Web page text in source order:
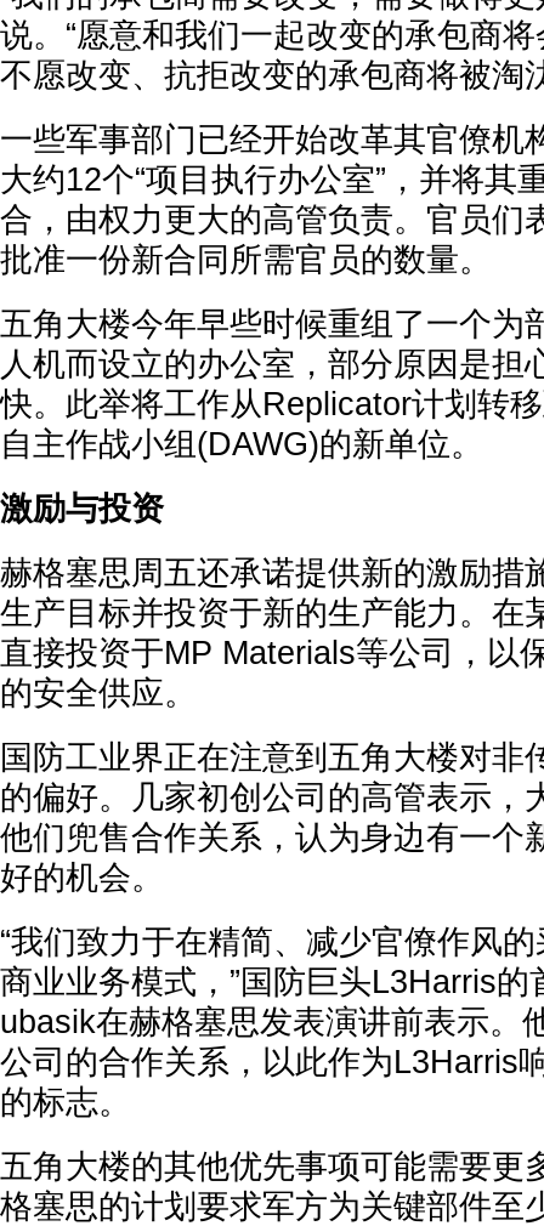
说。“愿意和我们一起改变的承包商
不愿改变、抗拒改变的承包商将被淘
一些军事部门已经开始改革其官僚机
大约12个“项目执行办公室”，并将其
合，由权力更大的高管负责。官员们
批准一份新合同所需官员的数量。
五角大楼今年早些时候重组了一个为
人机而设立的办公室，部分原因是担
快。此举将工作从Replicator计划转
自主作战小组(DAWG)的新单位。
激励与投资
赫格塞思周五还承诺提供新的激励措
生产目标并投资于新的生产能力。在
直接投资于MP Materials等公司，以
的安全供应。
国防工业界正在注意到五角大楼对非
的偏好。几家初创公司的高管表示，
他们兜售合作关系，认为身边有一个
好的机会。
“我们致力于在精简、减少官僚作风
商业业务模式，”国防巨头L3Harris
ubasik在赫格塞思发表演讲前表示。
公司的合作关系，以此作为L3Harris
的标志。
五角大楼的其他优先事项可能需要更
格塞思的计划要求军方为关键部件至